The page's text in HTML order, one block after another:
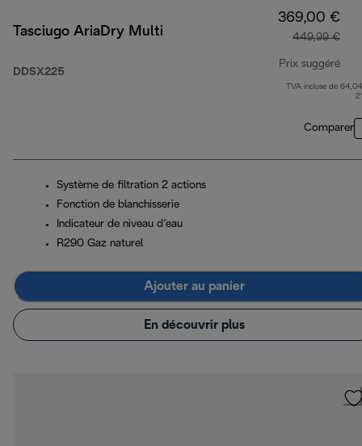
Tasciugo AriaDry Multi
DDSX225
369,00 €
449,99 €
Prix suggéré
TVA incluse de
Comparer
Système de filtration 2 actions
Fonction de blanchisserie
Indicateur de niveau d’eau
R290 Gaz naturel
Ajouter au panier
En découvrir plus